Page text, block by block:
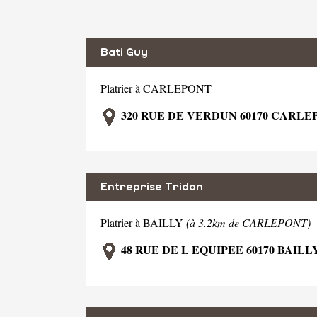
Bati Guy
Platrier à CARLEPONT
320 RUE DE VERDUN 60170
Entreprise Tridon
Platrier à BAILLY (à 3.2km de CARLEPONT)
48 RUE DE L EQUIPEE 60170